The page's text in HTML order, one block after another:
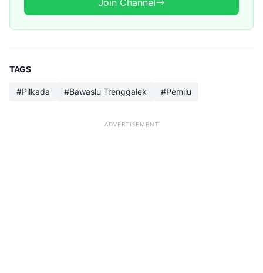
Join Channel
TAGS
#Pilkada #Bawaslu Trenggalek #Pemilu
ADVERTISEMENT